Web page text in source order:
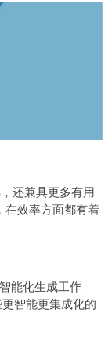
还兼具更多有用
在效率方面都有着
能化生成工作
智能更集成化的